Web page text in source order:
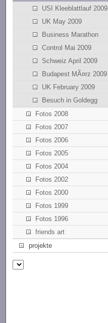
USI Kleeblattlauf 2009
UK May 2009
Business Marathon
Control Mai 2009
Schweiz April 2009
Budapest MÃ¤rz 2009
UK February 2009
Besuch in Goldegg
Fotos 2008
Fotos 2007
Fotos 2006
Fotos 2005
Fotos 2004
Fotos 2002
Fotos 2000
Fotos 1999
Fotos 1996
friends art
projekte